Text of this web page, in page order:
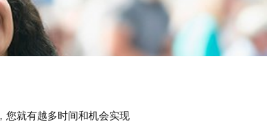
您就有越多时间和机会实现